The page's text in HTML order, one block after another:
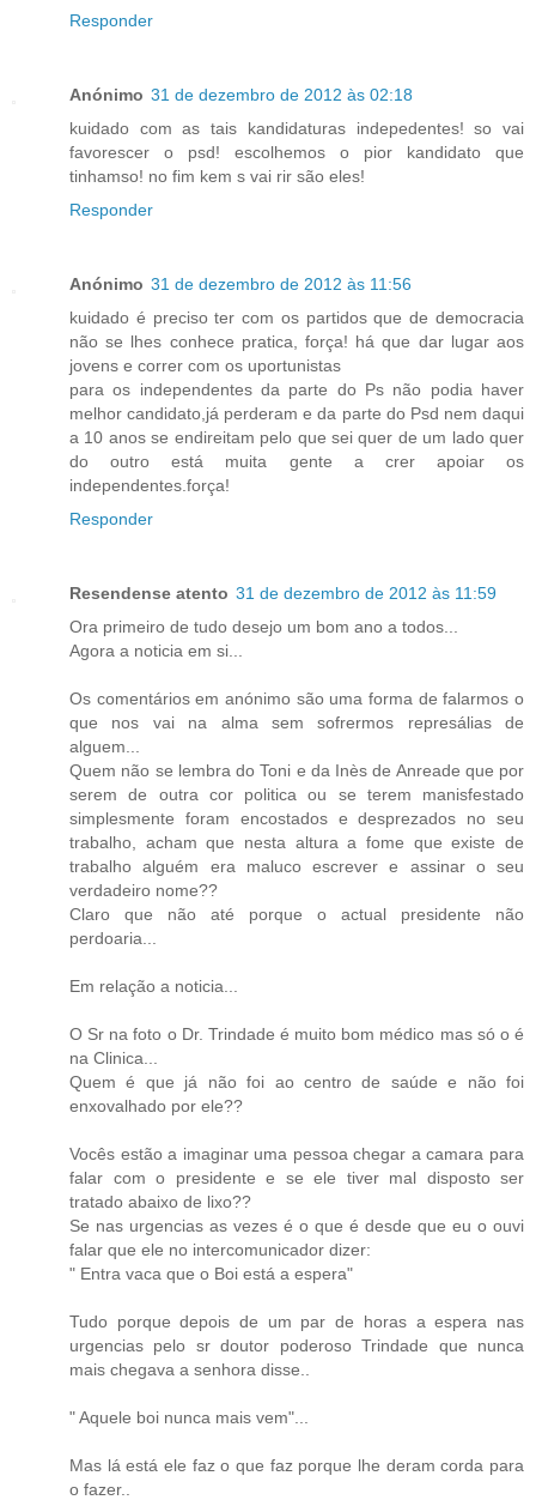
Responder
Anónimo 31 de dezembro de 2012 às 02:18
kuidado com as tais kandidaturas indepedentes! so vai
favorescer o psd! escolhemos o pior kandidato que
tinhamso! no fim kem s vai rir são eles!
Responder
Anónimo 31 de dezembro de 2012 às 11:56
kuidado é preciso ter com os partidos que de democracia
não se lhes conhece pratica, força! há que dar lugar aos
jovens e correr com os uportunistas
para os independentes da parte do Ps não podia haver
melhor candidato,já perderam e da parte do Psd nem daqui
a 10 anos se endireitam pelo que sei quer de um lado quer
do outro está muita gente a crer apoiar os
independentes.força!
Responder
Resendense atento 31 de dezembro de 2012 às 11:59
Ora primeiro de tudo desejo um bom ano a todos...
Agora a noticia em si...
Os comentários em anónimo são uma forma de falarmos o
que nos vai na alma sem sofrermos represálias de
alguem...
Quem não se lembra do Toni e da Inès de Anreade que por
serem de outra cor politica ou se terem manisfestado
simplesmente foram encostados e desprezados no seu
trabalho, acham que nesta altura a fome que existe de
trabalho alguém era maluco escrever e assinar o seu
verdadeiro nome??
Claro que não até porque o actual presidente não
perdoaria...
Em relação a noticia...
O Sr na foto o Dr. Trindade é muito bom médico mas só o é
na Clinica...
Quem é que já não foi ao centro de saúde e não foi
enxovalhado por ele??
Vocês estão a imaginar uma pessoa chegar a camara para
falar com o presidente e se ele tiver mal disposto ser
tratado abaixo de lixo??
Se nas urgencias as vezes é o que é desde que eu o ouvi
falar que ele no intercomunicador dizer:
" Entra vaca que o Boi está a espera"
Tudo porque depois de um par de horas a espera nas
urgencias pelo sr doutor poderoso Trindade que nunca
mais chegava a senhora disse..
" Aquele boi nunca mais vem"...
Mas lá está ele faz o que faz porque lhe deram corda para
o fazer..